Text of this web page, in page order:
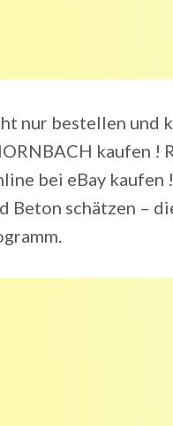
nur bestellen und
kaufen !
bei eBay
Beton schätzen –